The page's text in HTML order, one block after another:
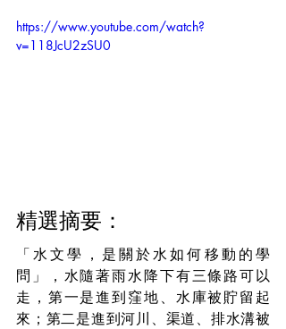
https://www.youtube.com/watch?
v=118JcU2zSU0
精選摘要：
「水文學，是關於水如何移動的學
問」，水隨著雨水降下有三條路可以
走，第一是進到窪地、水庫被貯留起
來；第二是進到河川、渠道、排水溝被